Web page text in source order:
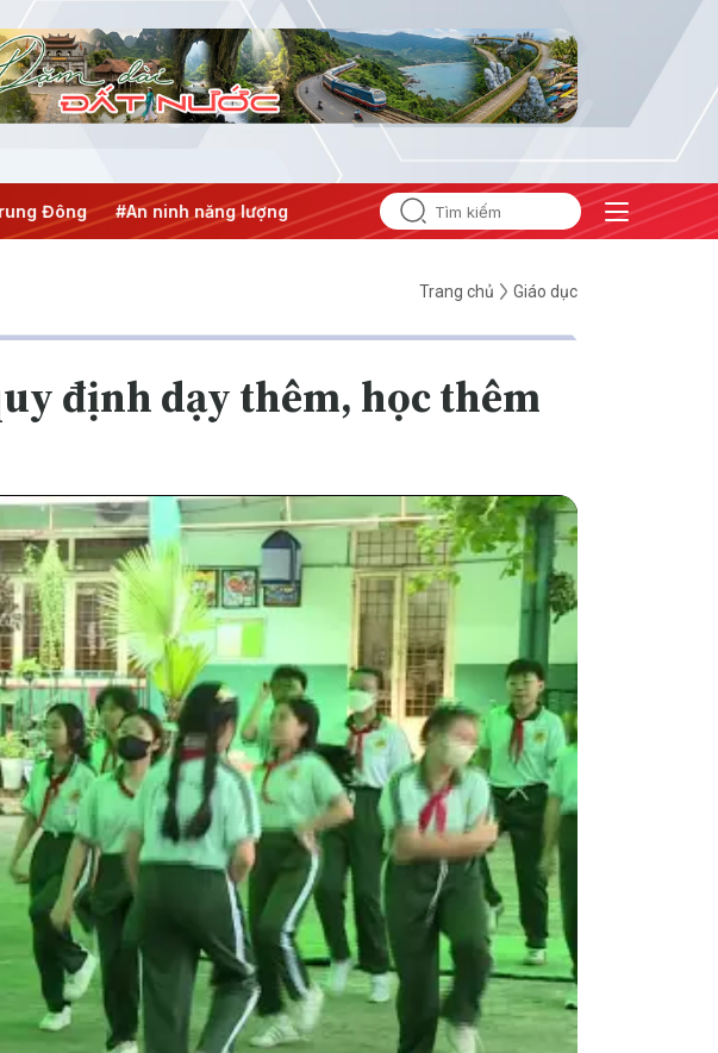
#An ninh năng lượng #Bảo vệ nền tảng tư tưởng của Đảng
Trang chủ Giáo dục
định dạy thêm, học thêm